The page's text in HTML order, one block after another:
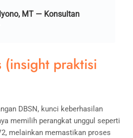
MT — Konsultan
praktisi
DBSN, kunci keberhasilan
memilih perangkat unggul seperti
melainkan memastikan proses